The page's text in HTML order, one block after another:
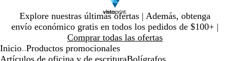
Explore nuestras últimas ofertas | Además, obtenga
envío económico gratis en todos los pedidos de $100+ |
Comprar todas las ofertas
Diapositiva
1
Inicio Productos promocionales
Artículos de oficina y de escrituraBolígrafos